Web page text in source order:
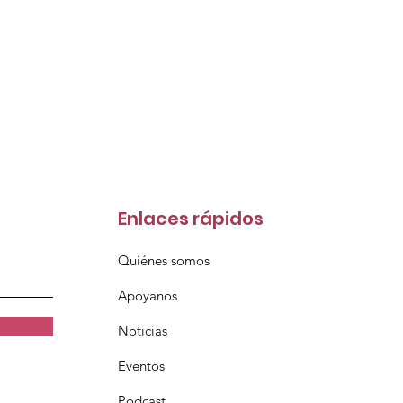
Enlaces rápidos
Quiénes somos
Apóyanos
Noticias
Eventos